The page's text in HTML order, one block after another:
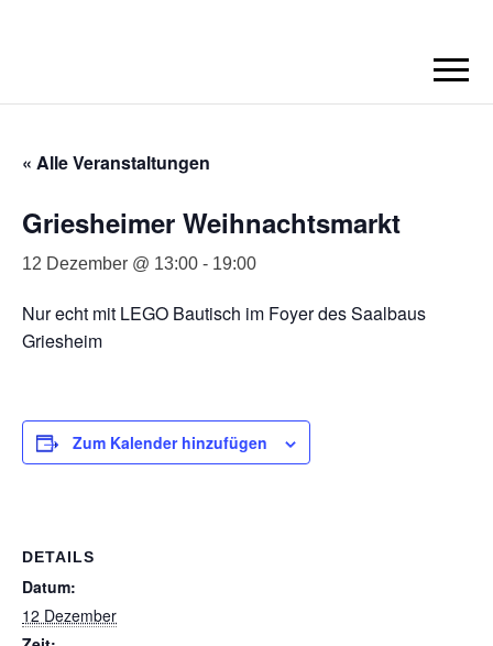
E.V.
« Alle Veranstaltungen
Griesheimer Weihnachtsmarkt
12 Dezember @ 13:00 - 19:00
Nur echt mit LEGO Bautisch im Foyer des Saalbaus
Griesheim
Zum Kalender hinzufügen
DETAILS
Datum:
12 Dezember